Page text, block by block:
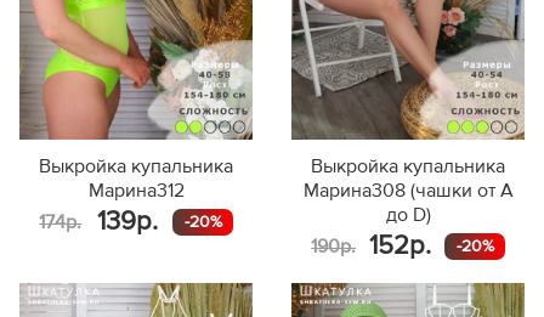
Выкройка купальника
Марина312
174р.
139р. -20%
Выкройка купальника
Марина308 (чашки от A
до D)
190р.
152р. -20%